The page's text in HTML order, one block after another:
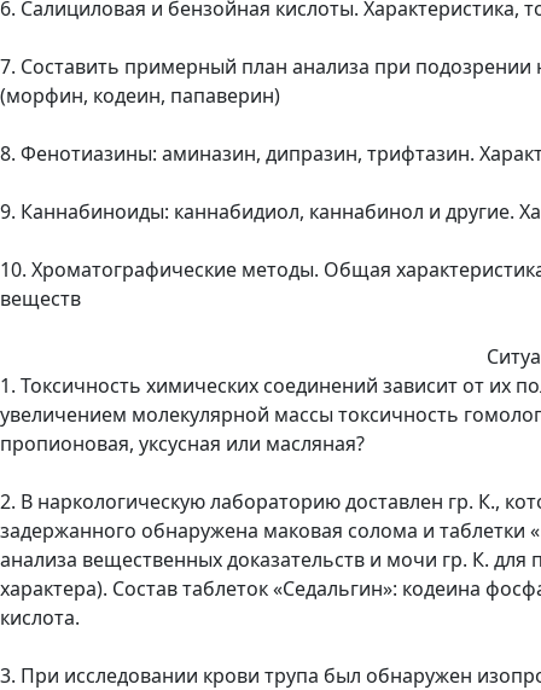
6. Салициловая и бензойная кислоты. Характеристика,
7. Составить примерный план анализа при
(морфин, кодеин, папаверин)
8. Фенотиазины: аминазин, дипразин, трифтазин.
9. Каннабиноиды: каннабидиол, каннабинол и другие.
10. Хроматографические методы. Общая
веществ
1. Токсичность химических соединений зависит от их
увеличением молекулярной массы токсичность
пропионовая, уксусная или масляная?
2. В наркологическую лабораторию доставлен гр. К.,
задержанного обнаружена маковая солома и таблетки
анализа вещественных доказательств и мочи гр. К.
характера). Состав таблеток «Седальгин»: кодеина
кислота.
3. При исследовании крови трупа был обнаружен